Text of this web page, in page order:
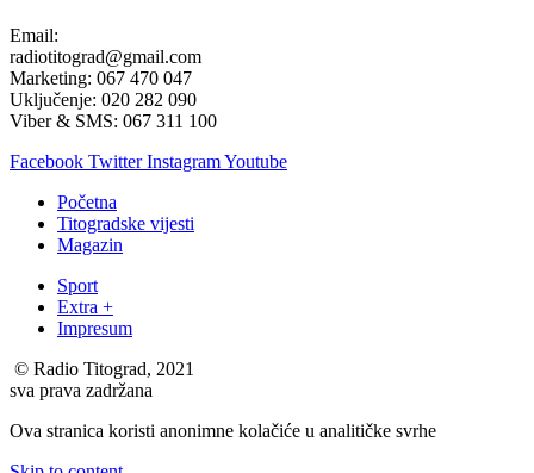
Email:
radiotitograd@gmail.com
Marketing: 067 470 047
Uključenje: 020 282 090
Viber & SMS: 067 311 100
Facebook Twitter InstagramYoutube
Početna
Titogradske vijesti
Magazin
Sport
Extra +
Impresum
© Radio Titograd, 2021
sva prava zadržana
Ova stranica koristi anonimne kolačiće u analitičke svrhe